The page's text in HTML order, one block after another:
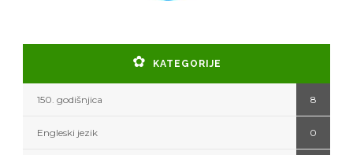
KATEGORIJE
150. godišnjica 8
Engleski jezik 0